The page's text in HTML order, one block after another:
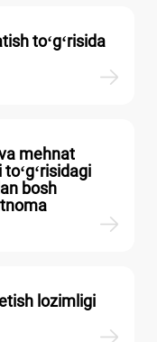
toʻgʻrisida
mehnat
bosh
lozimligi